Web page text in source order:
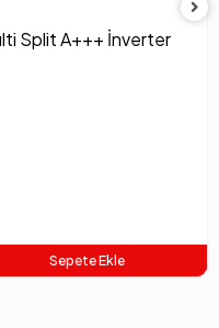
Split A+++ İnverter
Sepete Ekle